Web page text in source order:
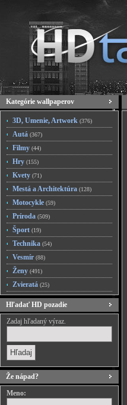
Kategórie wallpaperov
3D, Umenie, Artwork (376)
Autá (367)
Filmy (44)
Hry (155)
Kvety (71)
Mestá a Architektúra (128)
Motocykle (59)
Príroda (509)
Šport (19)
Technika (54)
Vesmír (88)
Ženy (491)
Zvieratá (25)
Hľadať HD pozadie
Zadaj hľadaný výraz.
Že nápad?
Meno: